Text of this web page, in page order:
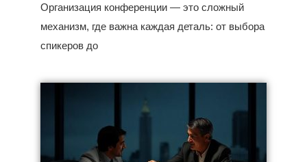
Организация конференции — это сложный
механизм, где важна каждая деталь: от выбора
спикеров до